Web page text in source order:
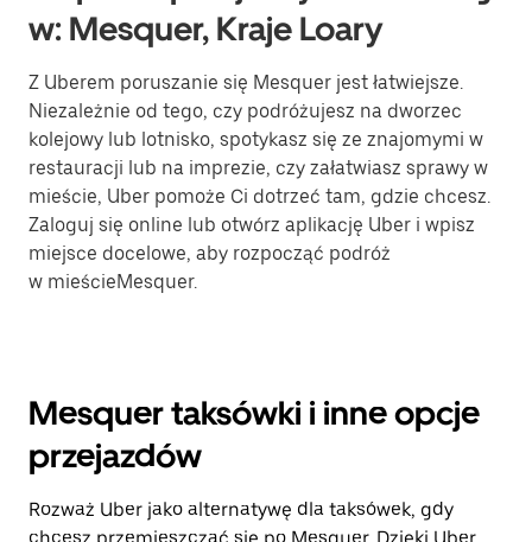
w: Mesquer, Kraje Loary
Z Uberem poruszanie się Mesquer jest łatwiejsze.
Niezależnie od tego, czy podróżujesz na dworzec
kolejowy lub lotnisko, spotykasz się ze znajomymi w
restauracji lub na imprezie, czy załatwiasz sprawy w
mieście, Uber pomoże Ci dotrzeć tam, gdzie chcesz.
Zaloguj się online lub otwórz aplikację Uber i wpisz
miejsce docelowe, aby rozpocząć podróż
w mieścieMesquer.
Mesquer taksówki i inne opcje
przejazdów
Rozważ Uber jako alternatywę dla taksówek, gdy